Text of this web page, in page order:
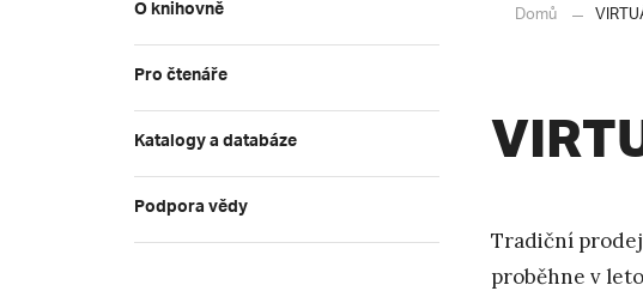
O knihovně
Pro čtenáře
Katalogy a databáze
Podpora vědy
Domů
Tradiční
proběhne v